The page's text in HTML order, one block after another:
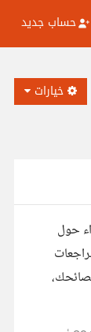
حساب جديد
خيارات
حول